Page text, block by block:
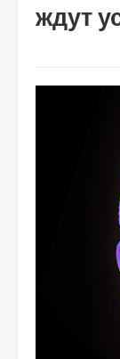
ждут